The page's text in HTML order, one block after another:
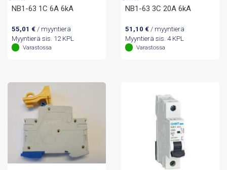
NB1-63 1C 6A 6kA
55,01 €/ myyntierä
Myyntierä sis. 12 KPL
Varastossa
NB1-63 3C 20A 6kA
51,10 €/ myyntierä
Myyntierä sis. 4 KPL
Varastossa